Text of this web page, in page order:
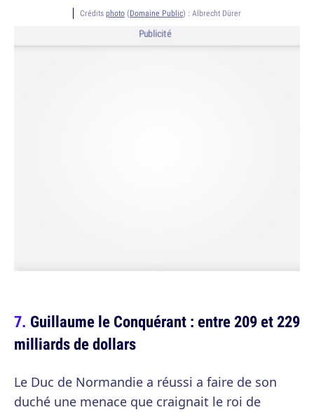
Crédits photo (Domaine Public) : Albrecht Dürer
Publicité
Guillaume le Conquérant : entre 209 et 229
milliards de dollars
Le Duc de Normandie a réussi a faire de son
duché une menace que craignait le roi de